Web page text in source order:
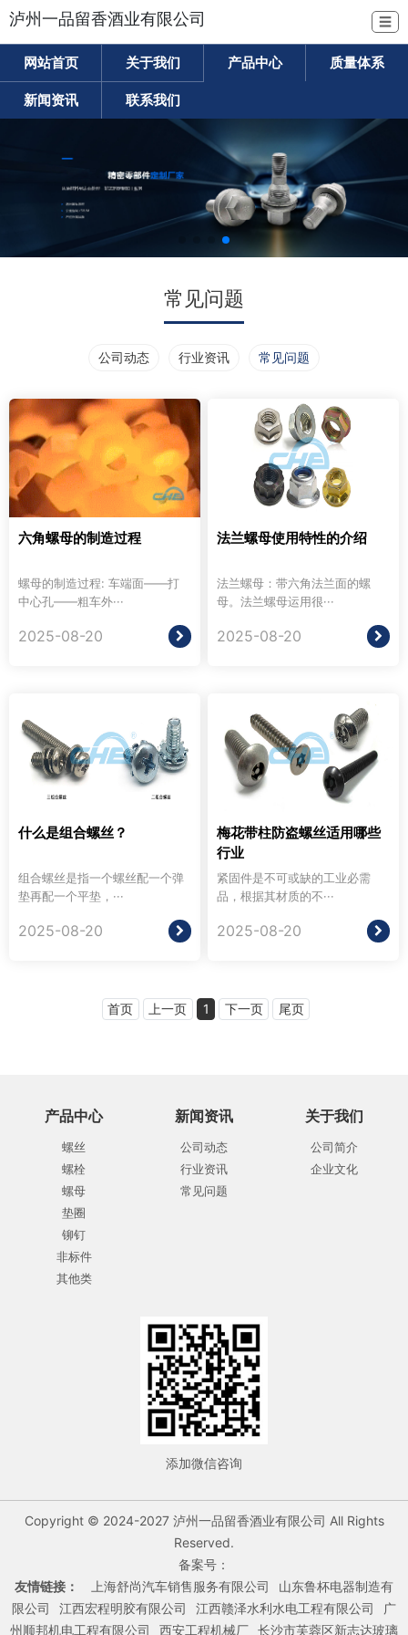
泸州一品留香酒业有限公司 ☰
网站首页 关于我们 产品中心 质量体系
新闻资讯 联系我们
常见问题
公司动态 行业资讯 常见问题
六角螺母的制造过程
螺母的制造过程: 车端面——打
中心孔——粗车外···
2025-08-20
法兰螺母使用特性的介绍
法兰螺母：带六角法兰面的螺
母。法兰螺母运用很···
2025-08-20
什么是组合螺丝？
组合螺丝是指一个螺丝配一个弹
垫再配一个平垫，···
2025-08-20
梅花带柱防盗螺丝适用哪些
行业
紧固件是不可或缺的工业必需
品，根据其材质的不···
2025-08-20
首页 上一页 1 下一页 尾页
产品中心
螺丝
螺栓
螺母
垫圈
铆钉
非标件
其他类
新闻资讯
公司动态
行业资讯
常见问题
关于我们
公司简介
企业文化
添加微信咨询
Copyright © 2024-2027 泸州一品留香酒业有限公司 All Rights
Reserved.
备案号：
友情链接：
上海舒尚汽车销售服务有限公司
山东鲁杯电器制造有
限公司
江西宏程明胶有限公司 江西赣泽水利水电工程有限公司
广
州顺邦机电工程有限公司
西安工程机械厂 长沙市芙蓉区新志达玻璃